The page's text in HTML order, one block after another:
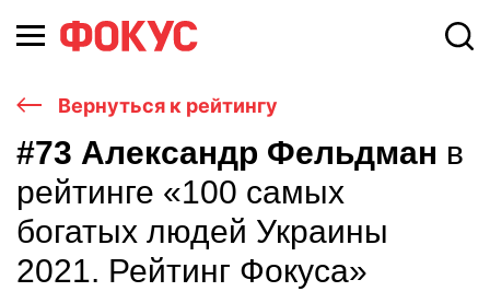
Вернуться к рейтингу
#73 Александр Фельдман в
рейтинге «100 самых
богатых людей Украины
2021. Рейтинг Фокуса»